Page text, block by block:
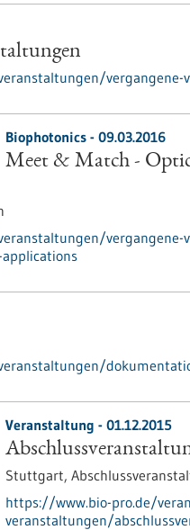
vergangene-
Biophotonics - 09.03.2016
Meet & Match -
Veranstaltung - 01.12.2015
Stuttgart,
https://www.bio-pro.de/
veranstaltungen/